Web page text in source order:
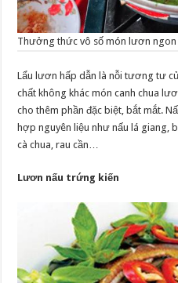
Thưởng thức vô số món lươn ngon
Lẩu lươn hấp dẫn là nỗi tương tư
chất không khác món canh chua
cho thêm phần đặc biệt, bắt mắt.
hợp nguyên liệu như nấu lá giang,
cà chua, rau cần…
Lươn nấu trứng kiến